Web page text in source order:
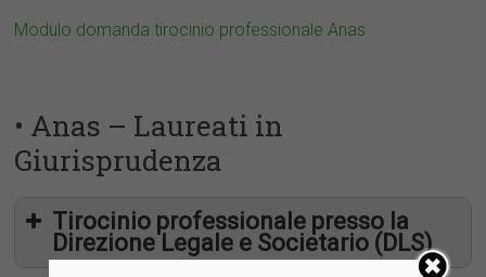
Modulo domanda tirocinio professionale Anas
• Anas – Laureati in
Giurisprudenza
Tirocinio professionale presso la
Direzione Legale e Societario (DLS)